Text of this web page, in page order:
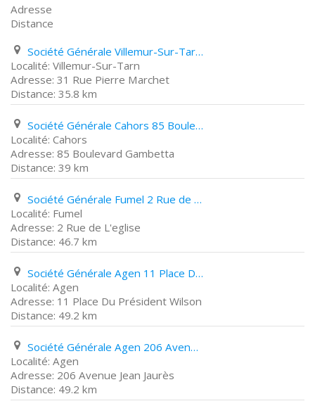
Adresse
Distance
Société Générale Villemur-Sur-Tarn 31 Rue Pierre Marchet
Villemur-Sur-Tarn
31 Rue Pierre Marchet
35.8 km
Société Générale Cahors 85 Boulevard Gambetta
Cahors
85 Boulevard Gambetta
39 km
Société Générale Fumel 2 Rue de L'eglise
Fumel
2 Rue de L'eglise
46.7 km
Société Générale Agen 11 Place Du Président Wilson
Agen
11 Place Du Président Wilson
49.2 km
Société Générale Agen 206 Avenue Jean Jaurès
Agen
206 Avenue Jean Jaurès
49.2 km